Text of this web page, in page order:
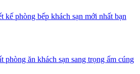
kế phòng bếp khách sạn mới nhất bạn
phòng ăn khách sạn sang trọng ấm cúng